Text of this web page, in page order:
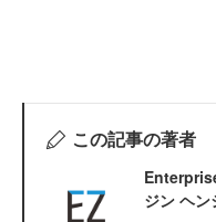
この記事の著者
ジン ヘン